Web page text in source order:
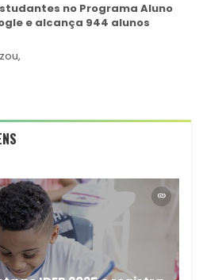
no Programa Aluno
e alcança 944 alunos